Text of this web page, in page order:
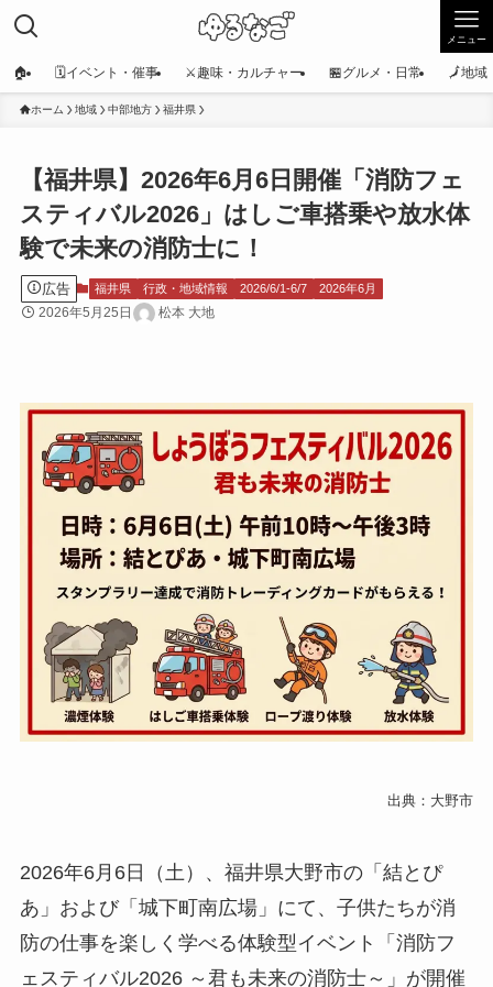
メニュー
🏠 🗓️イベント・催事 ⚔️趣味・カルチャー 🏪グルメ・日常 🗾地域
ホーム 地域 中部地方 福井県
【福井県】2026年6月6日開催「消防フェ
スティバル2026」はしご車搭乗や放水体
験で未来の消防士に！
広告 福井県 行政・地域情報 2026/6/1-6/7 2026年6月
2026年5月25日 松本 大地
出典：大野市
2026年6月6日（土）、福井県大野市の「結とぴ
あ」および「城下町南広場」にて、子供たちが消
防の仕事を楽しく学べる体験型イベント「消防フ
ェスティバル2026 ～君も未来の消防士～」が開催